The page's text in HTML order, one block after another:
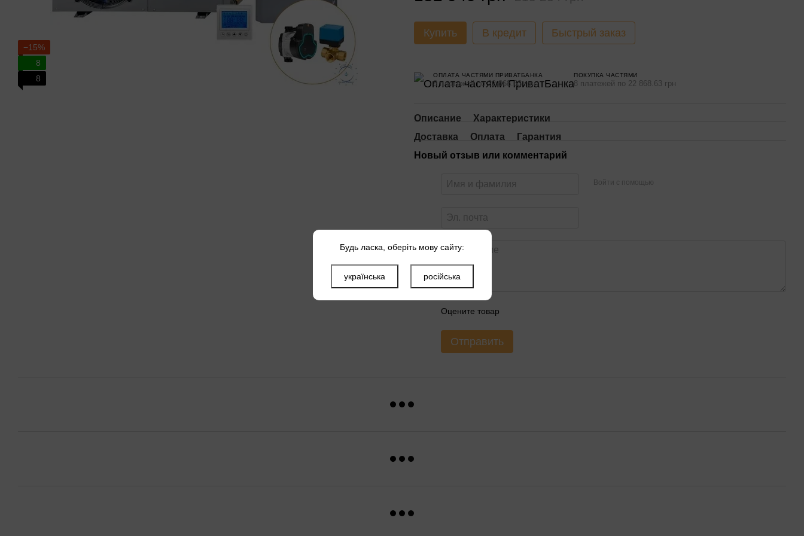
−15%
8
8
Купить В кредит Быстрый заказ
ОПЛАТА ЧАСТЯМИ ПРИВАТБАНКА
8 платежей по 22 868.63 грн
ПОКУПКА ЧАСТЯМИ
8 платежей по 22 868.63 грн
Описание
Характеристики
Доставка
Оплата
Гарантия
Новый отзыв или комментарий
Войти с помощью
Оцените товар
Отправить
Будь ласка, оберіть мову сайту:
українська російська